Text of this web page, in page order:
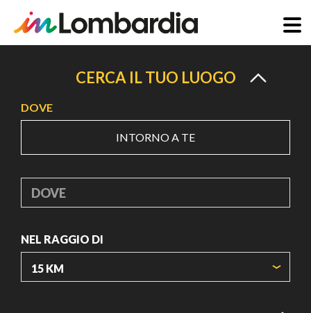
principale
CERCA IL TUO LUOGO
DOVE
INTORNO A TE
DOVE
NEL RAGGIO DI